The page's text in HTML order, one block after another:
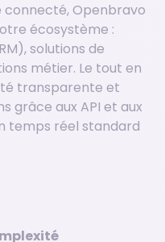
connecté, Openbravo
écosystème :
solutions de
métier. Le tout en
transparente et
grâce aux API et aux
temps réel standard